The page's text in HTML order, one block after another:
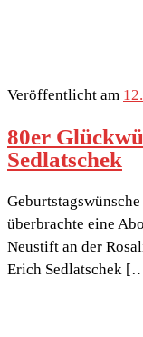
Veröffentlicht am
80er
Sedlatschek
überbrachte eine
Neustift an der
Erich Sedlatschek